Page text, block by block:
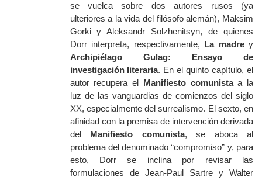
se vuelca sobre dos autores rusos (ya
ulteriores a la vida del filósofo alemán), Maksim
Gorki y Aleksandr Solzhenitsyn, de quienes
Dorr interpreta, respectivamente, La madrey
Archipiélago Gulag: Ensayo de
investigación literaria. En el quinto capítulo, el
autor recupera el Manifiesto comunistaa la
luz de las vanguardias de comienzos del siglo
XX, especialmente del surrealismo. El sexto, en
afinidad con la premisa de intervención derivada
del Manifiesto comunista, se aboca al
problema del denominado “compromiso” y, para
esto, Dorr se inclina por revisar las
formulaciones de Jean-Paul Sartre y Walter